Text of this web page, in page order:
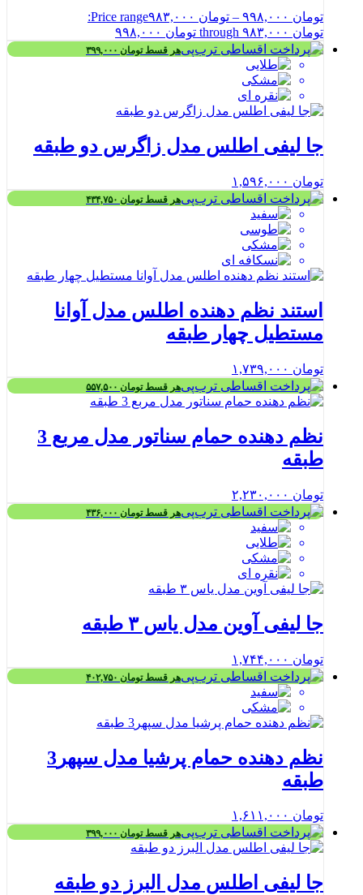
تومان – تومان
Price range:
تومان ۹۸۳,۰۰۰ through تومان ۹۹۸,۰۰۰
هر قسطتومان
جا لیفی اطلس مدل زاگرس دو طبقه
تومان
هر قسطتومان
استند نظم دهنده اطلس مدل آوانا
مستطیل چهار طبقه
تومان
هر قسطتومان
نظم دهنده حمام سناتور مدل مربع 3
طبقه
تومان
هر قسطتومان
جا لیفی آوین مدل یاس ۳ طبقه
تومان
هر قسطتومان
نظم دهنده حمام پرشیا مدل سپهر3
طبقه
تومان
هر قسطتومان
جا لیفی اطلس مدل البرز دو طبقه